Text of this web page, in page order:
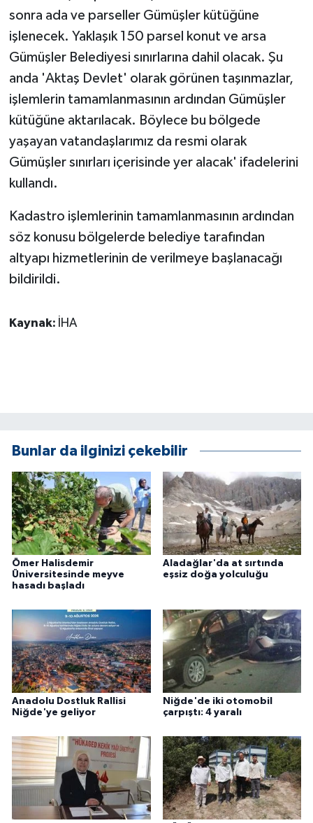
sonra ada ve parseller Gümüşler kütüğüne
işlenecek. Yaklaşık 150 parsel konut ve arsa
Gümüşler Belediyesi sınırlarına dahil olacak. Şu
anda 'Aktaş Devlet' olarak görünen taşınmazlar,
işlemlerin tamamlanmasının ardından Gümüşler
kütüğüne aktarılacak. Böylece bu bölgede
yaşayan vatandaşlarımız da resmi olarak
Gümüşler sınırları içerisinde yer alacak' ifadelerini
kullandı.
Kadastro işlemlerinin tamamlanmasının ardından
söz konusu bölgelerde belediye tarafından
altyapı hizmetlerinin de verilmeye başlanacağı
bildirildi.
Kaynak: İHA
Bunlar da ilginizi çekebilir
Ömer Halisdemir
Üniversitesinde meyve
hasadı başladı
Aladağlar'da at sırtında
eşsiz doğa yolculuğu
Anadolu Dostluk Rallisi
Niğde'ye geliyor
Niğde'de iki otomobil
çarpıştı: 4 yaralı